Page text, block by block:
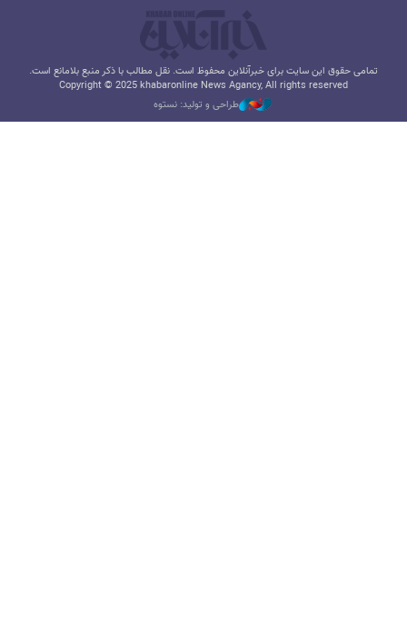
تمامی حقوق این سایت برای خبرآنلاین محفوظ است. نقل مطالب با ذکر منبع بلامانع است.
Copyright © 2025 khabaronline News Agancy, All rights reserved
طراحی و تولید: نستوه